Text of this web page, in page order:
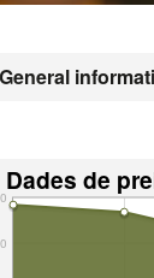
General
Dades de